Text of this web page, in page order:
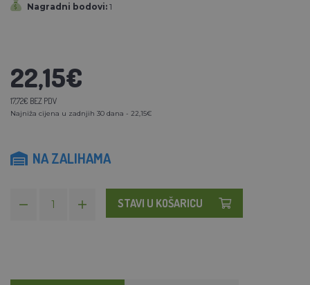
Nagradni bodovi: 1
22,15€
17,72€ BEZ PDV
Najniža cijena u zadnjih 30 dana - 22,15€
NA ZALIHAMA
STAVI U KOŠARICU